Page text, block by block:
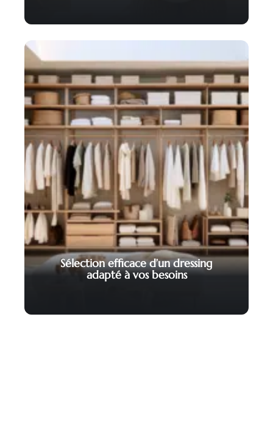
Sélection efficace d’un dressing
adapté à vos besoins